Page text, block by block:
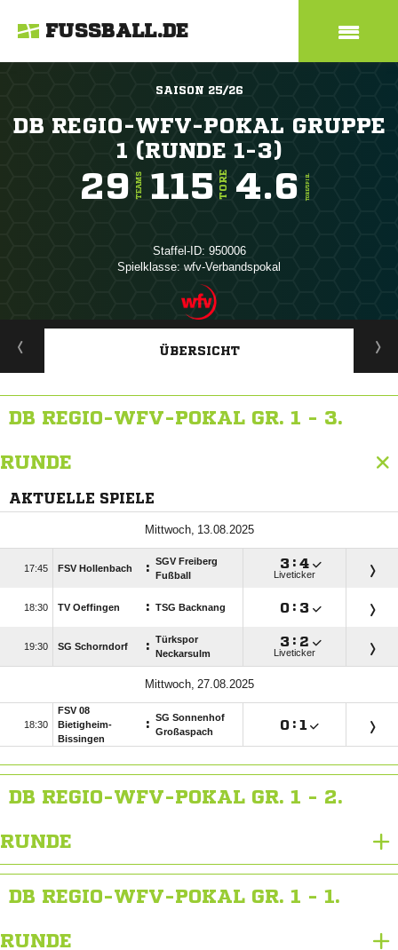
FUSSBALL.DE
SAISON 25/26
DB REGIO-WFV-POKAL GRUPPE
1 (RUNDE 1-3)
29 TEAMS 115 TORE 4.6 TORE/SPIEL
Staffel-ID: 950006
Spielklasse: wfv-Verbandspokal
ANZEIGE
ÜBERSICHT
DB REGIO-WFV-POKAL GR. 1 - 3.
RUNDE
AKTUELLE SPIELE
 
 FSV Hollenbach : SGV Freiberg
Fußball
 : 
Liveticker
 TV Oeffingen : TSG Backnang  : 
 SG Schorndorf : Türkspor
Neckarsulm
 : 
Liveticker
 

FSV 08
Bietigheim-
Bissingen
: SG Sonnenhof
Großaspach
 : 
DB REGIO-WFV-POKAL GR. 1 - 2.
RUNDE
DB REGIO-WFV-POKAL GR. 1 - 1.
RUNDE